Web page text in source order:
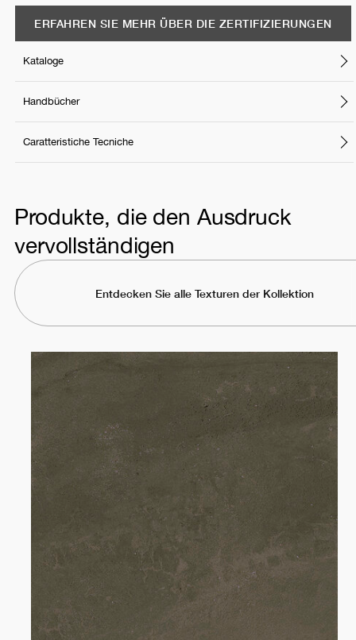
ERFAHREN SIE MEHR ÜBER DIE ZERTIFIZIERUNGEN
Kataloge
Handbücher
Caratteristiche Tecniche
Produkte, die den Ausdruck
vervollständigen
Entdecken Sie alle Texturen der Kollektion